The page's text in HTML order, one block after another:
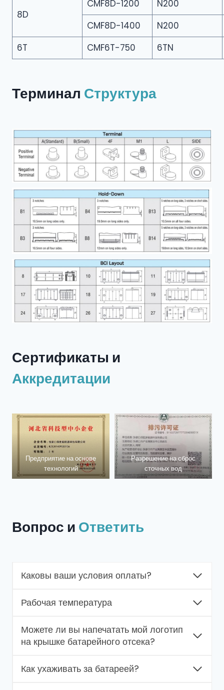
8D
CMF8D-1200
N200
CMF8D-1400
N200
6T
CMF6T-750 6TN
Терминал Структура
Сертификаты и
Аккредитации
Предприятие на основе
технологий
Разрешение на сброс
сточных вод
Вопрос и Ответить
Каковы ваши условия оплаты?
Рабочая температура
Можете ли вы напечатать мой логотип
на крышке батарейного отсека?
Как ухаживать за батареей?